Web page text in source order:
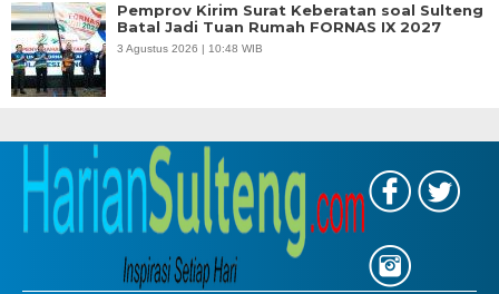
Pemprov Kirim Surat Keberatan soal Sulteng
Batal Jadi Tuan Rumah FORNAS IX 2027
3 Agustus 2026 | 10:48 WIB